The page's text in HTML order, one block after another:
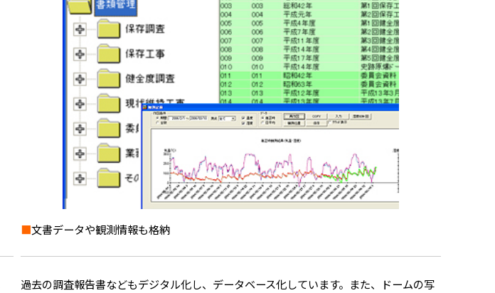
■文書データや観測情報も格納
過去の調査報告書などもデジタル化し、データベース化しています。また、ドームの写